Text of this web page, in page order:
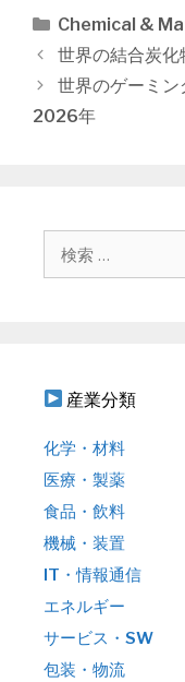
カ
テ
ゴ
ー
Chemical &
投
稿
ナ
ョ
世界の結合炭
世界のゲーミ
2026年
産業分類
化学・材料
医療・製薬
食品・飲料
機械・装置
IT・情報通信
エネルギー
サービス・SW
包装・物流